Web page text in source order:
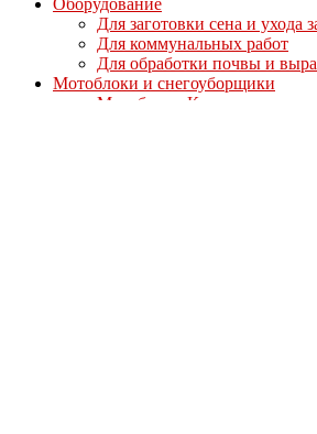
Оборудование
Для заготовки сена и ухода
Для коммунальных работ
Для обработки почвы и
Мотоблоки и снегоуборщики
Мотоблоки Кентавр